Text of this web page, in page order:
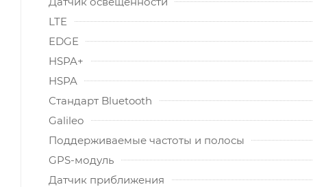
LTE
EDGE
HSPA+
HSPA
Стандарт Bluetooth
Galileo
Поддерживаемые частоты и полосы
GPS-модуль
Датчик приближения